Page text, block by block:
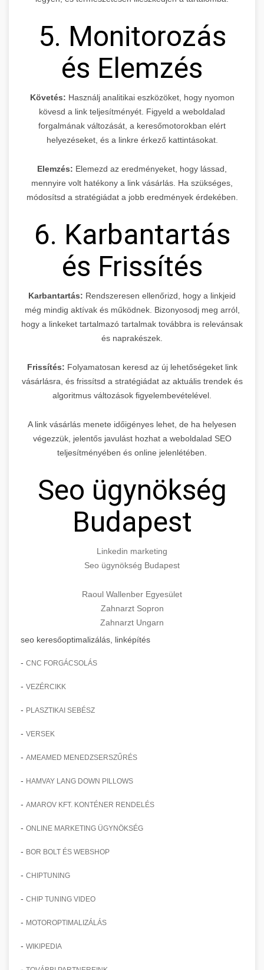
5. Monitorozás
és Elemzés
Követés: Használj analitikai eszközöket, hogy nyomon
kövesd a link teljesítményét. Figyeld a weboldalad
forgalmának változását, a keresőmotorokban elért
helyezéseket, és a linkre érkező kattintásokat.
Elemzés: Elemezd az eredményeket, hogy lássad,
mennyire volt hatékony a link vásárlás. Ha szükséges,
módosítsd a stratégiádat a jobb eredmények érdekében.
6. Karbantartás
és Frissítés
Karbantartás: Rendszeresen ellenőrizd, hogy a linkjeid
még mindig aktívak és működnek. Bizonyosodj meg arról,
hogy a linkeket tartalmazó tartalmak továbbra is relevánsak
és naprakészek.
Frissítés: Folyamatosan keresd az új lehetőségeket link
vásárlásra, és frissítsd a stratégiádat az aktuális trendek és
algoritmus változások figyelembevételével.
A link vásárlás menete időigényes lehet, de ha helyesen
végezzük, jelentős javulást hozhat a weboldalad SEO
teljesítményében és online jelenlétében.
Seo ügynökség
Budapest
Linkedin marketing
Seo ügynökség Budapest
Raoul Wallenber Egyesület
Zahnarzt Sopron
Zahnarzt Ungarn
seo keresőoptimalizálás, linképítés
- CNC FORGÁCSOLÁS
- VEZÉRCIKK
- PLASZTIKAI SEBÉSZ
- VERSEK
- AMEAMED MENEDZSERSZŰRÉS
- HAMVAY LANG DOWN PILLOWS
- AMAROV KFT. KONTÉNER RENDELÉS
- ONLINE MARKETING ÜGYNÖKSÉG
- BOR BOLT ÉS WEBSHOP
- CHIPTUNING
- CHIP TUNING VIDEO
- MOTOROPTIMALIZÁLÁS
- WIKIPEDIA